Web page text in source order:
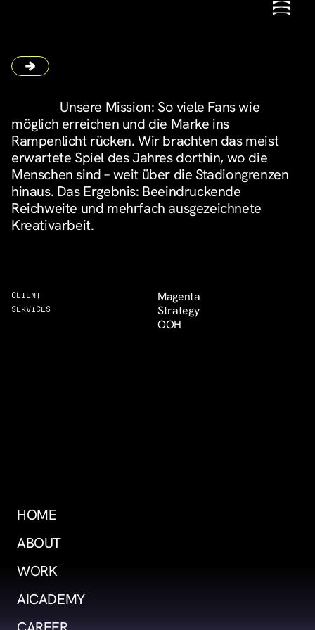
Unsere Mission: So viele Fans wie
möglich erreichen und die Marke ins
Rampenlicht rücken. Wir brachten das meist
erwartete Spiel des Jahres dorthin, wo die
Menschen sind – weit über die Stadiongrenzen
hinaus. Das Ergebnis: Beeindruckende
Reichweite und mehrfach ausgezeichnete
Kreativarbeit.
CLIENT Magenta
SERVICES
Strategy
OOH
HOME
ABOUT
WORK
AICADEMY